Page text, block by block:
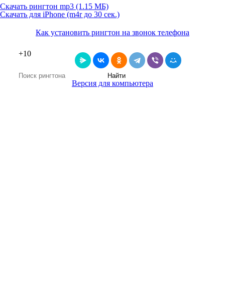
Скачать рингтон mp3 (1.15 МБ)
Скачать для iPhone (m4r до 30 сек.)
Как установить рингтон на звонок телефона
+10
Найти
Версия для компьютера